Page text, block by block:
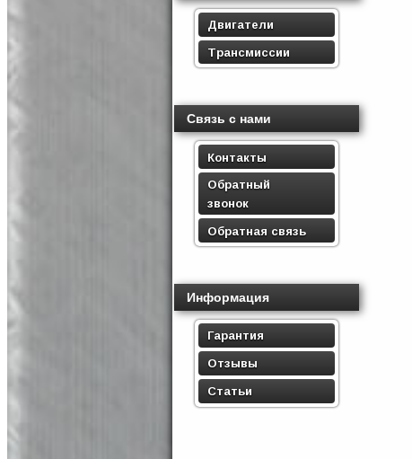
Двигатели
Трансмиссии
Связь с нами
Контакты
Обратный
звонок
Обратная связь
Информация
Гарантия
Отзывы
Статьи